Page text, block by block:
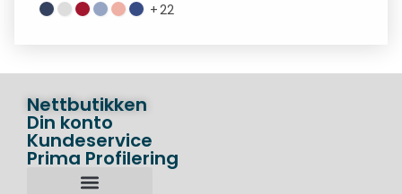
+22
Nettbutikken
Din konto
Kundeservice
Prima Profilering